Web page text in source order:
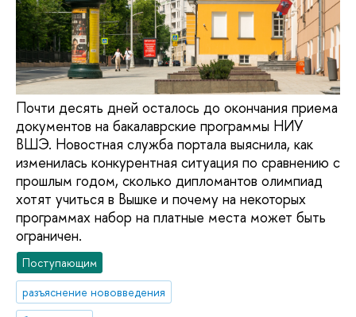
Почти десять дней осталось до окончания приема
документов на бакалаврские программы НИУ
ВШЭ. Новостная служба портала выяснила, как
изменилась конкурентная ситуация по сравнению с
прошлым годом, сколько дипломантов олимпиад
хотят учиться в Вышке и почему на некоторых
программах набор на платные места может быть
ограничен.
Поступающим
разъяснение нововведения